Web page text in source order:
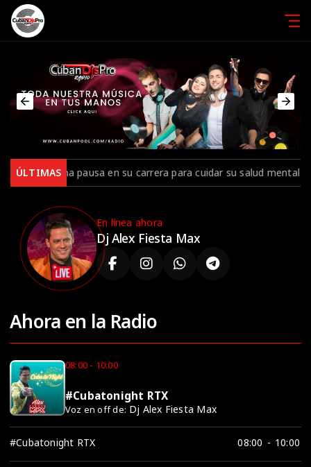
ÚLTIMAS
en su carrera para cuidar su salud mental tras el final de su
En línea ahora
Dj Alex Fiesta Max
Ahora en la Radio
08:00 - 10:00
#Cubatonight RTX
Voz en off de: Dj Alex Fiesta Max
#Cubatonight RTX 08:00 - 10:00